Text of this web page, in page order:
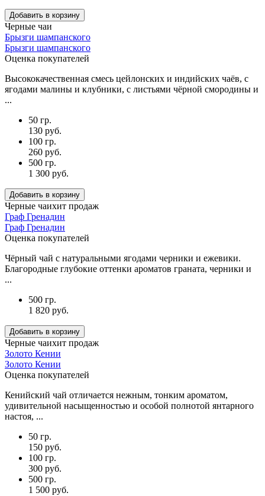
Добавить в корзину
Черные чаи
Брызги шампанского
Брызги шампанского
Оценка покупателей
Высококачественная смесь цейлонских и индийских чаёв, с
ягодами малины и клубники, с листьями чёрной смородины и
...
50 гр.
130 руб.
100 гр.
260 руб.
500 гр.
1 300 руб.
Добавить в корзину
Черные чаихит продаж
Граф Гренадин
Граф Гренадин
Оценка покупателей
Чёрный чай с натуральными ягодами черники и ежевики.
Благородные глубокие оттенки ароматов граната, черники и
...
500 гр.
1 820 руб.
Добавить в корзину
Черные чаихит продаж
Золото Кении
Золото Кении
Оценка покупателей
Кенийский чай отличается нежным, тонким ароматом,
удивительной насыщенностью и особой полнотой янтарного
настоя, ...
50 гр.
150 руб.
100 гр.
300 руб.
500 гр.
1 500 руб.